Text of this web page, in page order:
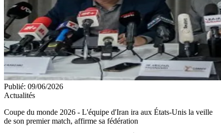
Publié: 09/06/2026
Actualités
Coupe du monde 2026 - L'équipe d'Iran ira aux États-Unis la veille
de son premier match, affirme sa fédération